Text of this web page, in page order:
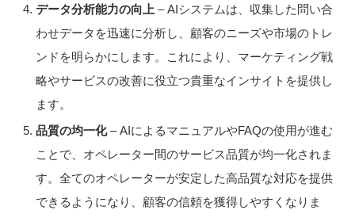
データ分析能力の向上 – AIシステムは、収集した問い合
わせデータを迅速に分析し、顧客のニーズや市場のトレ
ンドを明らかにします。これにより、マーケティング戦
略やサービスの改善に役立つ貴重なインサイトを提供し
ます。
品質の均一化– AIによるマニュアルやFAQの使用が進む
ことで、オペレーター間のサービス品質が均一化されま
す。全てのオペレーターが安定した高品質な対応を提供
できるようになり、顧客の信頼を獲得しやすくなりま